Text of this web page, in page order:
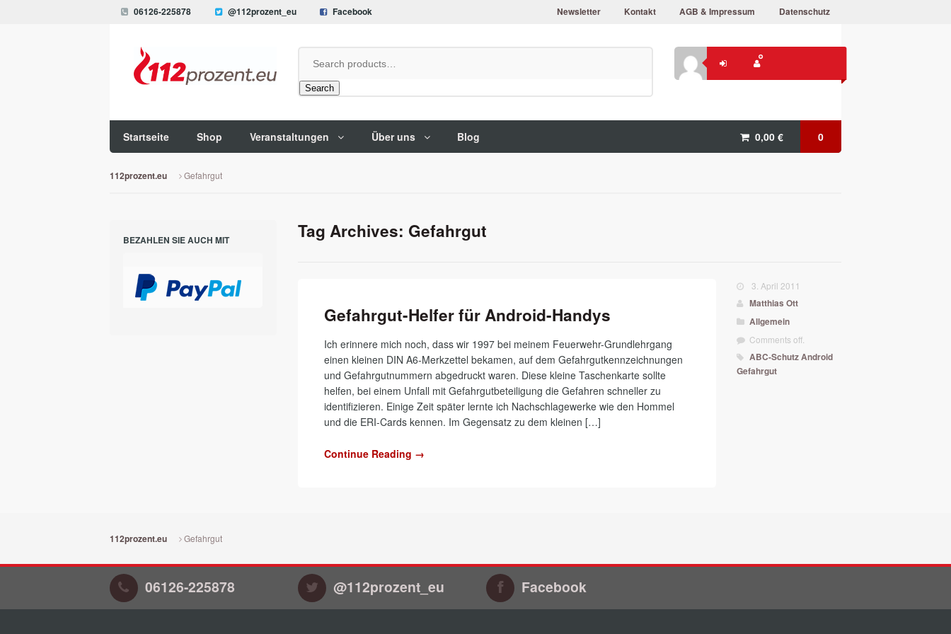
06126-225878 @112prozent_eu Facebook Newsletter Kontakt AGB & Impressum Datenschutz
Search
0,00 € 0
Startseite Shop Veranstaltungen Über uns Blog
112prozent.eu Gefahrgut
Tag Archives: Gefahrgut
Gefahrgut-Helfer für Android-Handys
Ich erinnere mich noch, dass wir 1997 bei meinem Feuerwehr-Grundlehrgang
einen kleinen DIN A6-Merkzettel bekamen, auf dem Gefahrgutkennzeichnungen
und Gefahrgutnummern abgedruckt waren. Diese kleine Taschenkarte sollte
helfen, bei einem Unfall mit Gefahrgutbeteiligung die Gefahren schneller zu
identifizieren. Einige Zeit später lernte ich Nachschlagewerke wie den Hommel
und die ERI-Cards kennen. Im Gegensatz zu dem kleinen […]
Continue Reading →
3. April 2011
Matthias Ott
Allgemein
Comments off.
ABC-SchutzAndroid
Gefahrgut
BEZAHLEN SIE AUCH MIT
112prozent.eu Gefahrgut
06126-225878 @112prozent_eu Facebook